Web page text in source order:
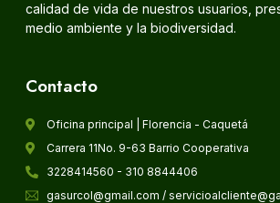
calidad de vida de nuestros usuarios,
medio ambiente y la biodiversidad.
Contacto
Oficina principal | Florencia - Caquetá
Carrera 11No. 9-63 Barrio Cooperativa
3228414560 - 310 8844406
gasurcol@gmail.com /